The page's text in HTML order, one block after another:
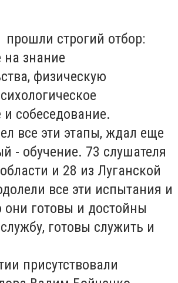
строгий отбор:
на знание
физическую
и собеседование.
все эти этапы, ждал еще
- обучение. 73 слушателя
и 28 из Луганской
все эти испытания и
они готовы и достойны
готовы служить и
присутствовали